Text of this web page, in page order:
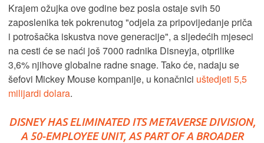
Krajem ožujka ove godine bez posla ostaje svih 50
zaposlenika tek pokrenutog "odjela za pripovijedanje priča
i potrošačka iskustva nove generacije", a sljedećih mjeseci
na cesti će se naći još 7000 radnika Disneyja, otprilike
3,6% njihove globalne radne snage. Tako će, nadaju se
šefovi Mickey Mouse kompanije, u konačnici uštedjeti 5,5
milijardi dolara.
DISNEY HAS ELIMINATED ITS METAVERSE DIVISION,
A 50-EMPLOYEE UNIT, AS PART OF A BROADER